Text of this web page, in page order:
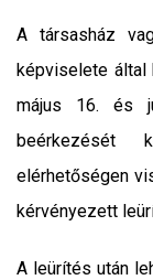
A társasház
képviselete által
május 16. és
beérkezését
elérhetőségen
kérvényezett
A leürítés után